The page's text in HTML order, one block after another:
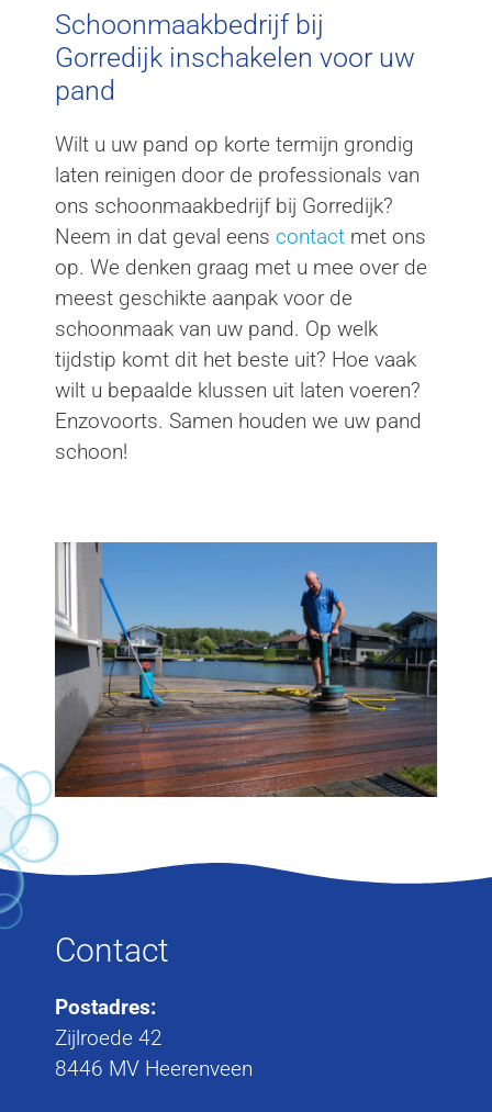
Schoonmaakbedrijf bij
Gorredijk inschakelen voor uw
pand
Wilt u uw pand op korte termijn grondig
laten reinigen door de professionals van
ons schoonmaakbedrijf bij Gorredijk?
Neem in dat geval eens contact met ons
op. We denken graag met u mee over de
meest geschikte aanpak voor de
schoonmaak van uw pand. Op welk
tijdstip komt dit het beste uit? Hoe vaak
wilt u bepaalde klussen uit laten voeren?
Enzovoorts. Samen houden we uw pand
schoon!
Contact
Postadres:
Zijlroede 42
8446 MV Heerenveen